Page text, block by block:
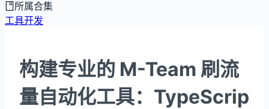
所属合集
工具开发
构建专业的 M-Team 刷流
量自动化工具：TypeScrip